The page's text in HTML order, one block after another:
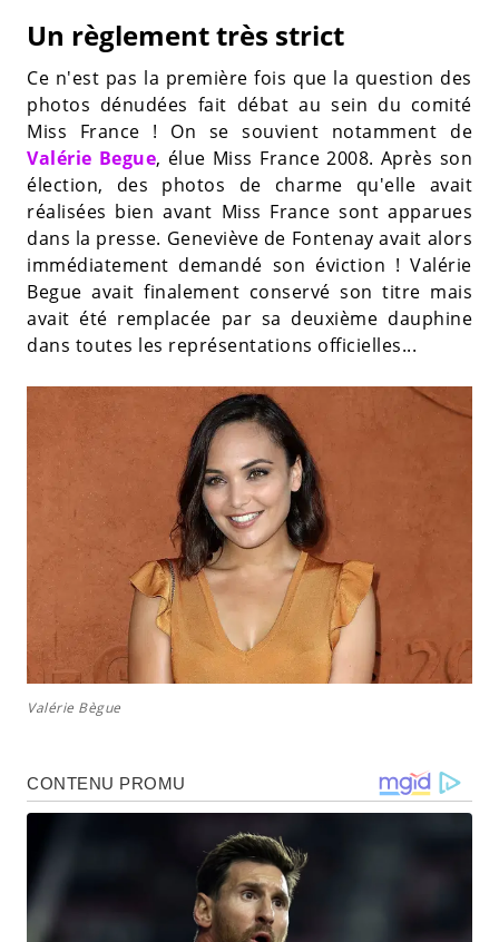
Un règlement très strict
Ce n'est pas la première fois que la question des
photos dénudées fait débat au sein du comité
Miss France ! On se souvient notamment de
Valérie Begue, élue Miss France 2008. Après son
élection, des photos de charme qu'elle avait
réalisées bien avant Miss France sont apparues
dans la presse. Geneviève de Fontenay avait alors
immédiatement demandé son éviction ! Valérie
Begue avait finalement conservé son titre mais
avait été remplacée par sa deuxième dauphine
dans toutes les représentations officielles...
Valérie Bègue